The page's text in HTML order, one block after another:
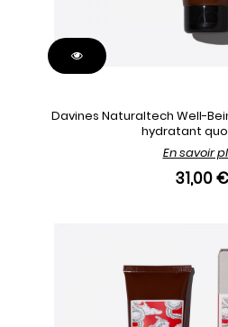
Davines Naturaltech Well-
hydratant
En savoir
31,00 €